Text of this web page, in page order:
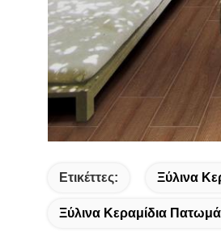
Ετικέττες: Ξύλινα
Ξύλινα Κεραμίδια